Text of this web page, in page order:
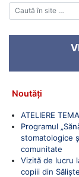
Noutăți
ATELIERE
Programul
stomatologice
comunitate
Vizită de lucru
copiii din Săliște